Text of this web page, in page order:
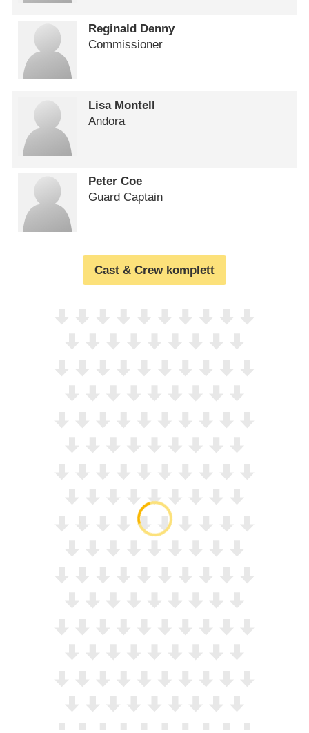
Reginald Denny
Commissioner
Lisa Montell
Andora
Peter Coe
Guard Captain
Cast & Crew komplett